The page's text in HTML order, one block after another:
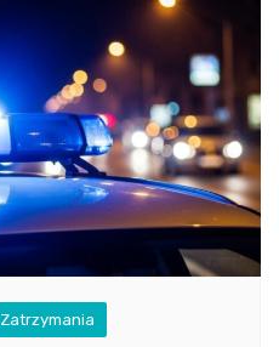
Zatrzymania